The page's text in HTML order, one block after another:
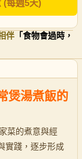
(每週5天)
伴 「食物會過時，
煲湯煮飯的
菜的煮意與經
實踐，逐步形成